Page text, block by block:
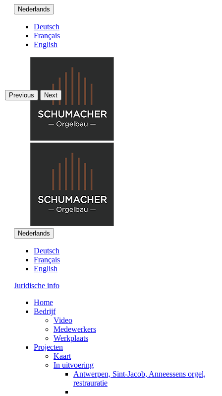
Nederlands
Deutsch
Français
English
Nederlands
Deutsch
Français
English
Juridische info
Home
Bedrijf
Video
Medewerkers
Werkplaats
Projecten
Kaart
In uitvoering
Antwerpen, Sint-Jacob, Anneessens orgel,
restrauratie
Previous Next